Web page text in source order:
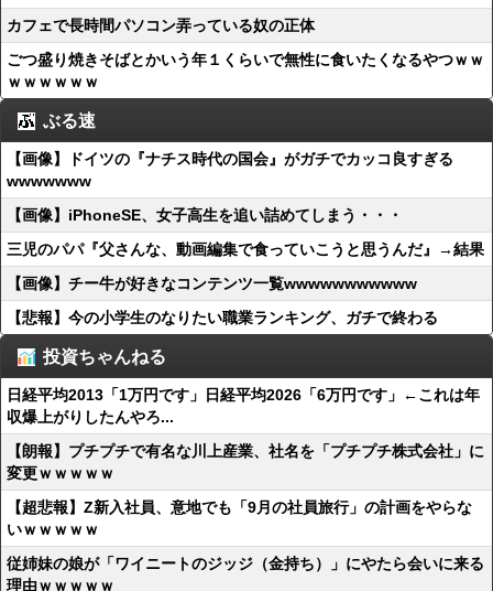
カフェで長時間パソコン弄っている奴の正体
ごつ盛り焼きそばとかいう年１くらいで無性に食いたくなるやつｗｗ
ｗｗｗｗｗｗ
ぶる速
【画像】ドイツの『ナチス時代の国会』がガチでカッコ良すぎる
wwwwwww
【画像】iPhoneSE、女子高生を追い詰めてしまう・・・
三児のパパ『父さんな、動画編集で食っていこうと思うんだ』→結果
【画像】チー牛が好きなコンテンツ一覧wwwwwwwwwww
【悲報】今の小学生のなりたい職業ランキング、ガチで終わる
投資ちゃんねる
日経平均2013「1万円です」日経平均2026「6万円です」←これは年
収爆上がりしたんやろ...
【朗報】プチプチで有名な川上産業、社名を「プチプチ株式会社」に
変更ｗｗｗｗｗ
【超悲報】Z新入社員、意地でも「9月の社員旅行」の計画をやらな
いｗｗｗｗｗ
従姉妹の娘が「ワイニートのジッジ（金持ち）」にやたら会いに来る
理由ｗｗｗｗｗ